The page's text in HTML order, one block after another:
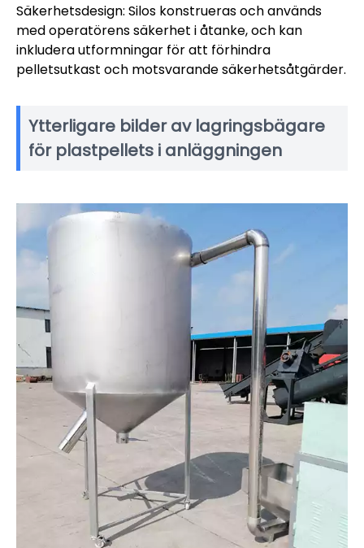
Säkerhetsdesign: Silos konstrueras och används
med operatörens säkerhet i åtanke, och kan
inkludera utformningar för att förhindra
pelletsutkast och motsvarande säkerhetsåtgärder.
Ytterligare bilder av lagringsbägare
för plastpellets i anläggningen